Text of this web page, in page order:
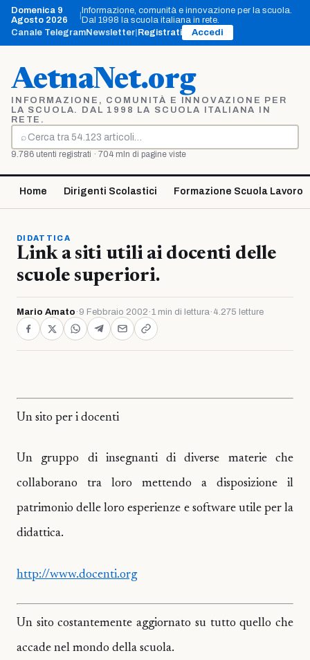
Vai
contenuto
Domenica 9
Agosto 2026
|Informazione, comunità e innovazione per la scuola.
Dal 1998 la scuola italiana in rete.
Canale TelegramNewsletter Registrati Accedi
AetnaNet.org
INFORMAZIONE, COMUNITÀ E INNOVAZIONE PER
LA SCUOLA. DAL 1998 LA SCUOLA ITALIANA IN
RETE.
⌕
Cerca
9.786 utenti registrati · 704 mln di pagine viste
Home Dirigenti Scolastici Formazione Scuola Lavoro
DIDATTICA
Link a siti utili ai docenti delle
scuole superiori.
Mario Amato · 9 Febbraio 2002 ·1 min di lettura· 4.275 letture
Un sito per i docenti
Un gruppo di insegnanti di diverse materie che
collaborano tra loro mettendo a disposizione il
patrimonio delle loro esperienze e software utile per la
didattica.
http://www.docenti.org
Un sito costantemente aggiornato su tutto quello che
accade nel mondo della scuola.